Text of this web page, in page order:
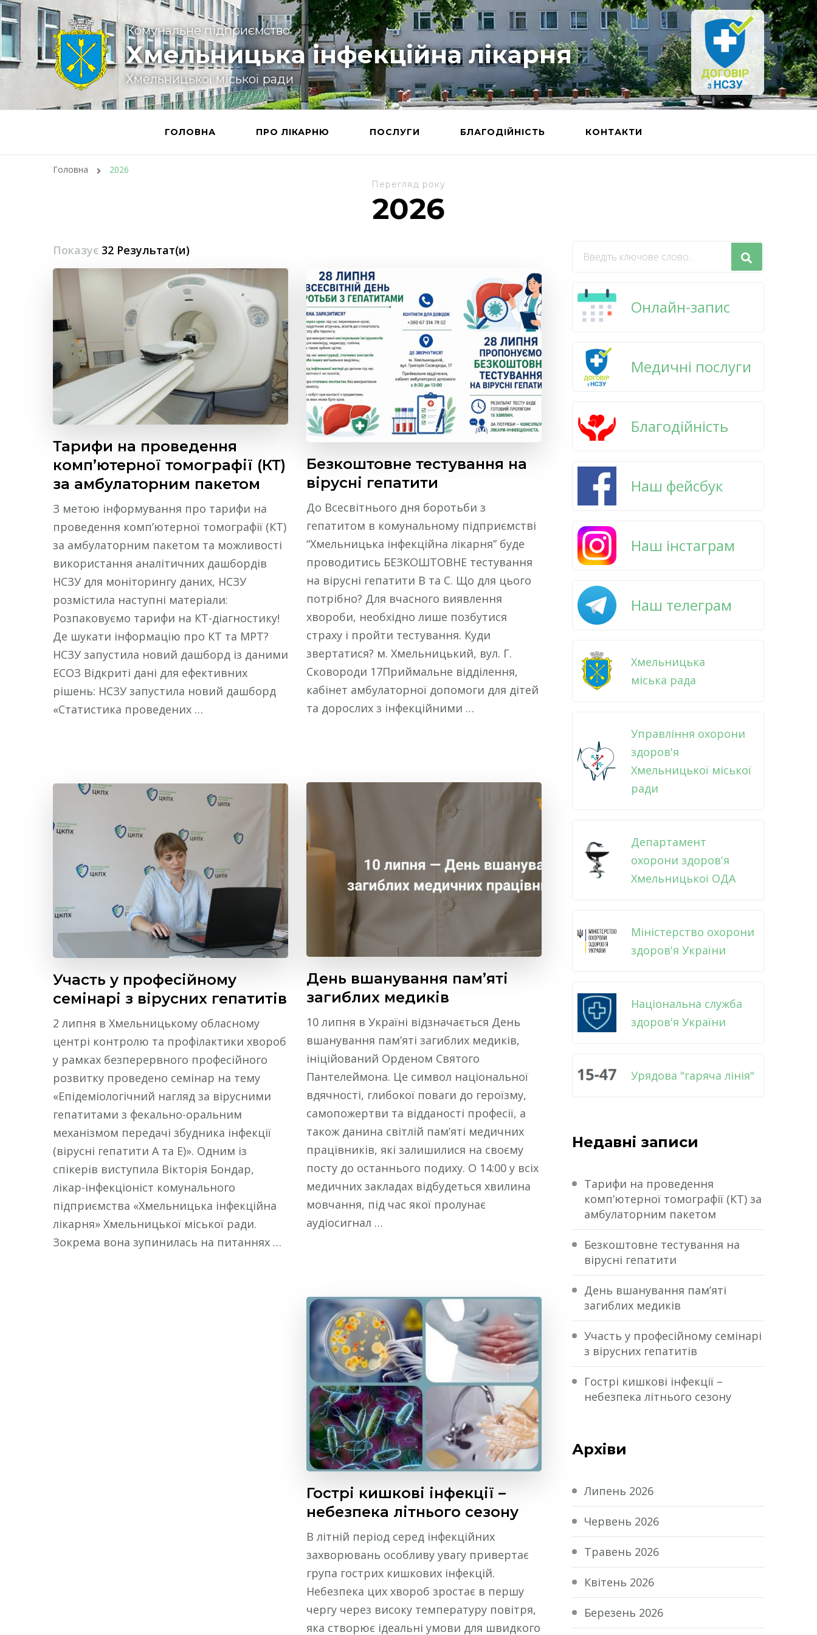
Комунальне підприємство
Хмельницька інфекційна лікарня
Хмельницької міської ради
ГОЛОВНА ПРО ЛІКАРНЮ ПОСЛУГИ БЛАГОДІЙНІСТЬ КОНТАКТИ
Головна 2026
Перегляд року
2026
Показує 32 Результат(и)
Тарифи на проведення
комп’ютерної томографії (КТ)
за амбулаторним пакетом
З метою інформування про тарифи на
проведення комп’ютерної томографії (КТ)
за амбулаторним пакетом та можливості
використання аналітичних дашбордів
НСЗУ для моніторингу даних, НСЗУ
розмістила наступні матеріали:
Розпаковуємо тарифи на КТ-діагностику!
Де шукати інформацію про КТ та МРТ?
НСЗУ запустила новий дашборд із даними
ЕСОЗ Відкриті дані для ефективних
рішень: НСЗУ запустила новий дашборд
«Статистика проведених …
Безкоштовне тестування на
вірусні гепатити
До Всесвітнього дня боротьби з
гепатитом в комунальному підприємстві
“Хмельницька інфекційна лікарня” буде
проводитись БЕЗКОШТОВНЕ тестування
на вірусні гепатити В та С. Що для цього
потрібно? Для вчасного виявлення
хвороби, необхідно лише позбутися
страху і пройти тестування. Куди
звертатися? м. Хмельницький, вул. Г.
Сковороди 17Приймальне відділення,
кабінет амбулаторної допомоги для дітей
та дорослих з інфекційними …
День вшанування пам’яті
загиблих медиків
10 липня в Україні відзначається День
вшанування пам’яті загиблих медиків,
ініційований Орденом Святого
Пантелеймона. Це символ національної
вдячності, глибокої поваги до героїзму,
самопожертви та відданості професії, а
також данина світлій пам’яті медичних
працівників, які залишилися на своєму
посту до останнього подиху. О 14:00 у всіх
медичних закладах відбудеться хвилина
мовчання, під час якої пролунає
аудіосигнал …
Участь у професійному
семінарі з вірусних гепатитів
2 липня в Хмельницькому обласному
центрі контролю та профілактики хвороб
у рамках безперервного професійного
розвитку проведено семінар на тему
«Епідеміологічний нагляд за вірусними
гепатитами з фекально-оральним
механізмом передачі збудника інфекції
(вірусні гепатити А та Е)». Одним із
спікерів виступила Вікторія Бондар,
лікар-інфекціоніст комунального
підприємства «Хмельницька інфекційна
лікарня» Хмельницької міської ради.
Зокрема вона зупинилась на питаннях …
Гострі кишкові інфекції –
небезпека літнього сезону
В літній період серед інфекційних
захворювань особливу увагу привертає
група гострих кишкових інфекцій.
Небезпека цих хвороб зростає в першу
чергу через високу температуру повітря,
яка створює ідеальні умови для швидкого
Шукаєте
Онлайн-запис
Медичні послуги
Благодійність
Наш фейсбук
Наш інстаграм
Наш телеграм
Хмельницька
міська рада
Управління охорони
здоров'я
Хмельницької міської
ради
Департамент
охорони здоров'я
Хмельницької ОДА
Міністерство охорони
здоров'я України
Національна служба
здоров'я України
Урядова "гаряча лінія"
Недавні записи
Тарифи на проведення
комп’ютерної томографії (КТ) за
амбулаторним пакетом
Безкоштовне тестування на
вірусні гепатити
День вшанування пам’яті
загиблих медиків
Участь у професійному семінарі
з вірусних гепатитів
Гострі кишкові інфекції –
небезпека літнього сезону
Архіви
Липень 2026
Червень 2026
Травень 2026
Квітень 2026
Березень 2026